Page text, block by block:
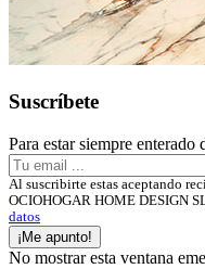
Suscríbete
Para estar siempre enterado
Al suscribirte estas aceptando
OCIOHOGAR HOME DESIGN
datos
¡Me apunto!
No mostrar esta ventana